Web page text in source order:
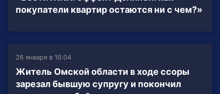
покупатели квартир остаются ни с чем?»
26 января в 16:04
Житель Омской области в ходе ссоры
зарезал бывшую супругу и покончил